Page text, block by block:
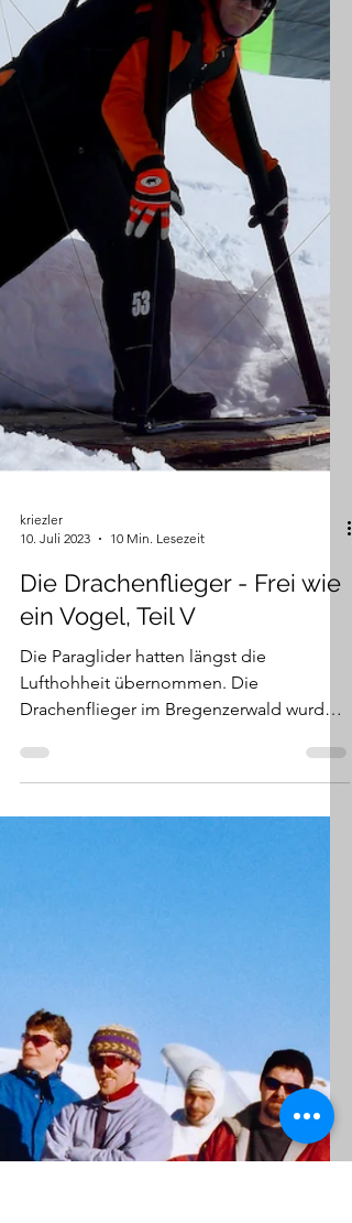
kriezler
10. Juli 2023
10 Min. Lesezeit
Die Drachenflieger - Frei wie
ein Vogel, Teil V
Die Paraglider hatten längst die
mit ihrem Club langsam älter....